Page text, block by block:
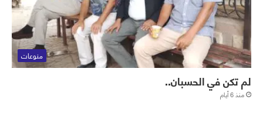
منوعات
لم تكن في الحسبان..
منذ 6 أيام